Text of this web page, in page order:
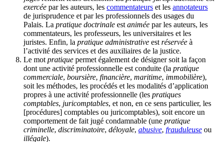
exercée par les auteurs, les commentateurs et les annotateurs
de jurisprudence et par les professionnels des usages du
Palais. La pratique doctrinale est animée par les auteurs, les
commentateurs, les professeurs, les universitaires et les
juristes. Enfin, la pratique administrative est réservée à
l’activité des services et des auxiliaires de la justice.
Le mot pratique permet également de désigner soit la façon
dont une activité professionnelle est conduite (la pratique
commerciale, boursière, financière, maritime, immobilière),
soit les méthodes, les procédés et les modalités d’application
propres à une activité professionnelle (les pratiques
comptables, juricomptables, et non, en ce sens particulier, les
[procédures] comptables ou juricomptables), soit encore un
comportement de fait jugé condamnable (une pratique
criminelle, discriminatoire, déloyale, abusive, frauduleuse ou
illégale).